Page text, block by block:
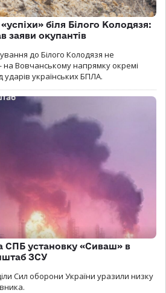
біля Білого Колодязя:
заяви окупантів
до Білого Колодязя не
на Вовчанському напрямку окремі
ударів українських БПЛА.
СПБ установку «Сиваш» в
ЗСУ
Сил оборони України уразили низку